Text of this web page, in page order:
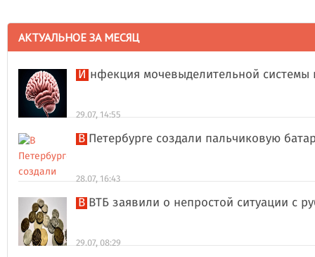
АКТУАЛЬНОЕ ЗА МЕСЯЦ
Инфекция мочевыделительной
29.07, 14:55
В Петербурге создали пальчиковую
28.07, 16:43
В ВТБ заявили о непростой ситуации с
29.07, 08:29